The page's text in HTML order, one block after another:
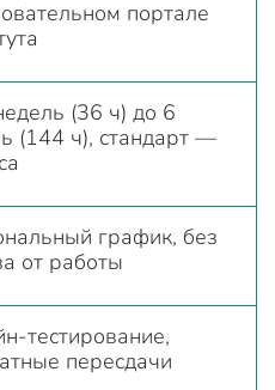
портале
(36 ч) до 6
(144 ч), стандарт —
график, без
от работы
тестирование,
пересдачи